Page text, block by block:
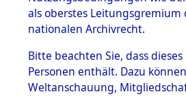
BESTÄNDE
1.
Inhaftierungsdoku
mente
1.2.9 Beim ITS
als oberstes
nationalen Archivrecht.
Bitte beachten Sie, dass
Personen enthält. Dazu
Weltanschauung,